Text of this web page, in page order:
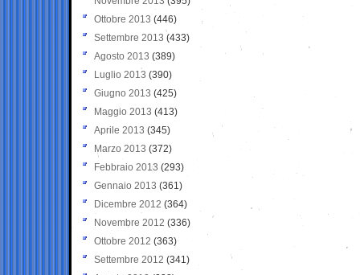
Ottobre 2013 (446)
Settembre 2013 (433)
Agosto 2013 (389)
Luglio 2013 (390)
Giugno 2013 (425)
Maggio 2013 (413)
Aprile 2013 (345)
Marzo 2013 (372)
Febbraio 2013 (293)
Gennaio 2013 (361)
Dicembre 2012 (364)
Novembre 2012 (336)
Ottobre 2012 (363)
Settembre 2012 (341)